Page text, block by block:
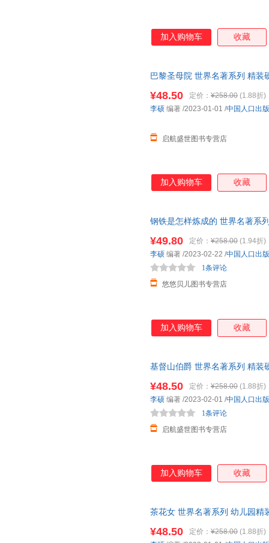
加入购物车 收藏
巴黎圣母院 世界名著系列 精装
¥48.50 定价： ¥258.00 (1.88折)
启航盛世图书专营店
李硕 编著 /2023-01-01 /中国人口出
加入购物车 收藏
钢铁是怎样炼成的 世界名著系
¥49.80 定价： ¥258.00 (1.94折)
悠悠贝儿图书专营店
1条评论
李硕 编著 /2023-02-22 /中国人口出
加入购物车 收藏
基督山伯爵 世界名著系列 精装
¥48.50 定价： ¥258.00 (1.88折)
启航盛世图书专营店
1条评论
李硕 编著 /2023-02-01 /中国人口出
加入购物车 收藏
茶花女 世界名著系列 幼儿园精
¥48.50 定价： ¥258.00 (1.88折)